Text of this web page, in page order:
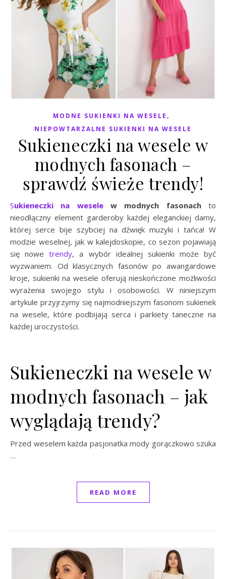
MODNE SUKIENKI NA WESELE ,
NIEPOWTARZALNE SUKIENKI NA WESELE
Sukieneczki na wesele w
modnych fasonach –
sprawdź świeże trendy!
Sukieneczki na weselew modnych fasonachto
nieodłączny element garderoby każdej eleganckiej damy,
której serce bije szybciej na dźwięk muzyki i tańca! W
modzie weselnej, jak w kalejdoskopie, co sezon pojawiają
się nowetrendy, a wybór idealnej sukienki może być
wyzwaniem. Od klasycznych fasonów po awangardowe
kroje, sukienki na wesele oferują nieskończone możliwości
wyrażenia swojego stylu i osobowości. W niniejszym
artykule przyjrzymy się najmodniejszym fasonom sukienek
na wesele, które podbijają serca i parkiety taneczne na
każdej uroczystości.
Sukieneczki na wesele w
modnych fasonach – jak
wyglądają trendy?
Przed weselem każda pasjonatka mody gorączkowo szuka
…
READ MORE